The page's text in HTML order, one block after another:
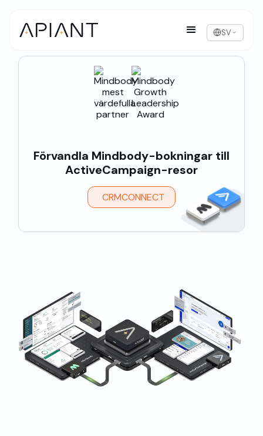
SV
Förvandla Mindbody-bokningar till
ActiveCampaign-resor
CRMCONNECT